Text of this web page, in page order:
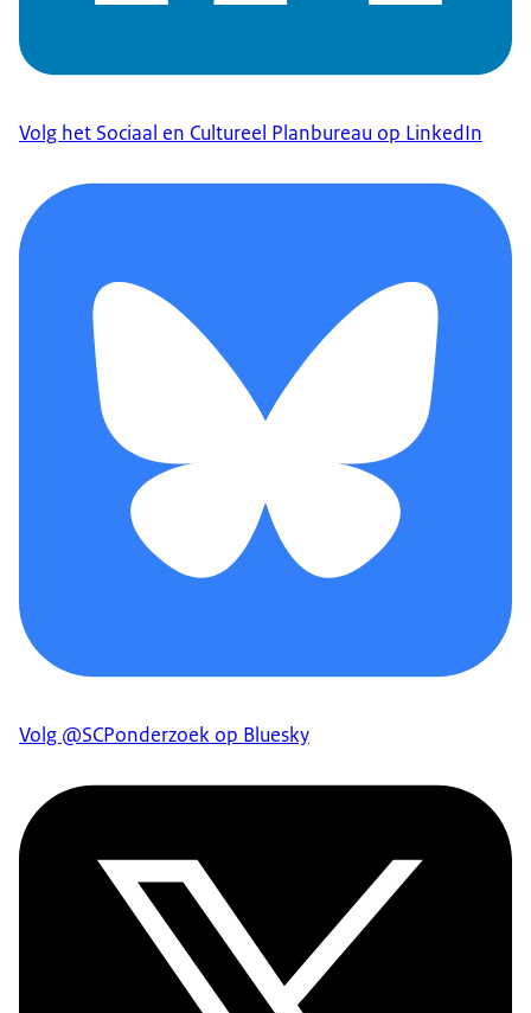
Volg het Sociaal en Cultureel Planbureau op LinkedIn
Volg @SCPonderzoek op Bluesky